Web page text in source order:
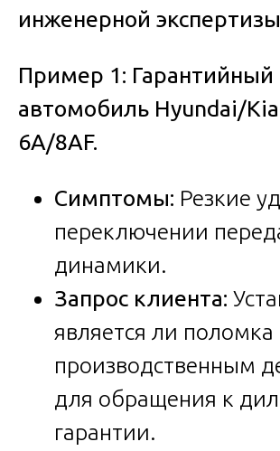
инженерной
Пример 1: Гарантийный
автомобиль Hyundai/
6А/8АF.
Симптомы: Резкие
переключении
динамики.
Запрос клиента:
является ли поломка
производственным
для обращения к
гарантии.